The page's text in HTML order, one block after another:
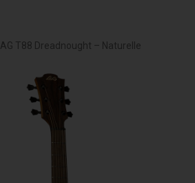
LAG T88 Dreadnought – Naturelle